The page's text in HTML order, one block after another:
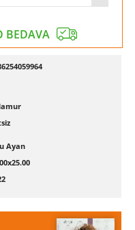
BEDAVA
Ayan